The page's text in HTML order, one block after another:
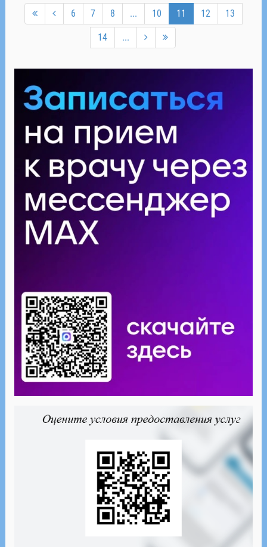
6 7 8 ... 10 11 12 13
14 ...